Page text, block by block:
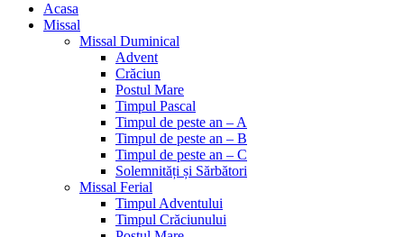
Acasa
Missal
Missal Duminical
Advent
Crăciun
Postul Mare
Timpul Pascal
Timpul de peste an – A
Timpul de peste an – B
Timpul de peste an – C
Solemnități și Sărbători
Missal Ferial
Timpul Adventului
Timpul Crăciunului